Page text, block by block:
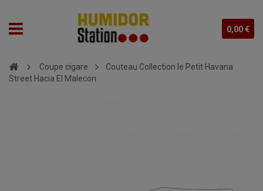
0,00 €
Coupe cigare
Couteau Collection le Petit Havana
Street Hacia El Malecon